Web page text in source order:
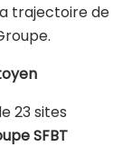
trajectoire de
23 sites
SFBT